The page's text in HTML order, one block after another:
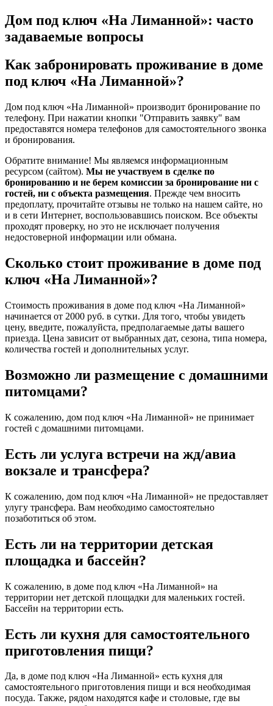
Дом под ключ «На Лиманной»: часто
задаваемые вопросы
Как забронировать проживание в доме
под ключ «На Лиманной»?
Дом под ключ «На Лиманной» производит бронирование по
телефону. При нажатии кнопки "Отправить заявку" вам
предоставятся номера телефонов для самостоятельного звонка
и бронирования.
Обратите внимание! Мы являемся информационным
ресурсом (сайтом). Мы не участвуем в сделке по
бронированию и не берем комиссии за бронирование ни с
гостей, ни с объекта размещения. Прежде чем вносить
предоплату, прочитайте отзывы не только на нашем сайте, но
и в сети Интернет, воспользовавшись поиском. Все объекты
проходят проверку, но это не исключает получения
недостоверной информации или обмана.
Сколько стоит проживание в доме под
ключ «На Лиманной»?
Стоимость проживания в доме под ключ «На Лиманной»
начинается от 2000 руб. в сутки. Для того, чтобы увидеть
цену, введите, пожалуйста, предполагаемые даты вашего
приезда. Цена зависит от выбранных дат, сезона, типа номера,
количества гостей и дополнительных услуг.
Возможно ли размещение с домашними
питомцами?
К сожалению, дом под ключ «На Лиманной» не принимает
гостей с домашними питомцами.
Есть ли услуга встречи на жд/авиа
вокзале и трансфера?
К сожалению, дом под ключ «На Лиманной» не предоставляет
улугу трансфера. Вам необходимо самостоятельно
позаботиться об этом.
Есть ли на территории детская
площадка и бассейн?
К сожалению, в доме под ключ «На Лиманной» на
территории нет детской площадки для маленьких гостей.
Бассейн на территории есть.
Есть ли кухня для самостоятельного
приготовления пищи?
Да, в доме под ключ «На Лиманной» есть кухня для
самостоятельного приготовления пищи и вся необходимая
посуда. Также, рядом находятся кафе и столовые, где вы